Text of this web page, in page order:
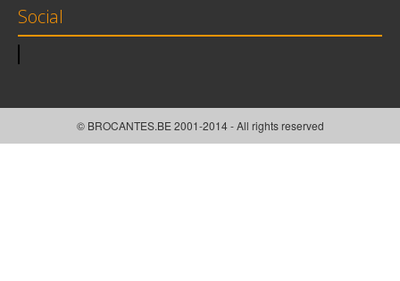
Social
© BROCANTES.BE 2001-2014 - All rights reserved